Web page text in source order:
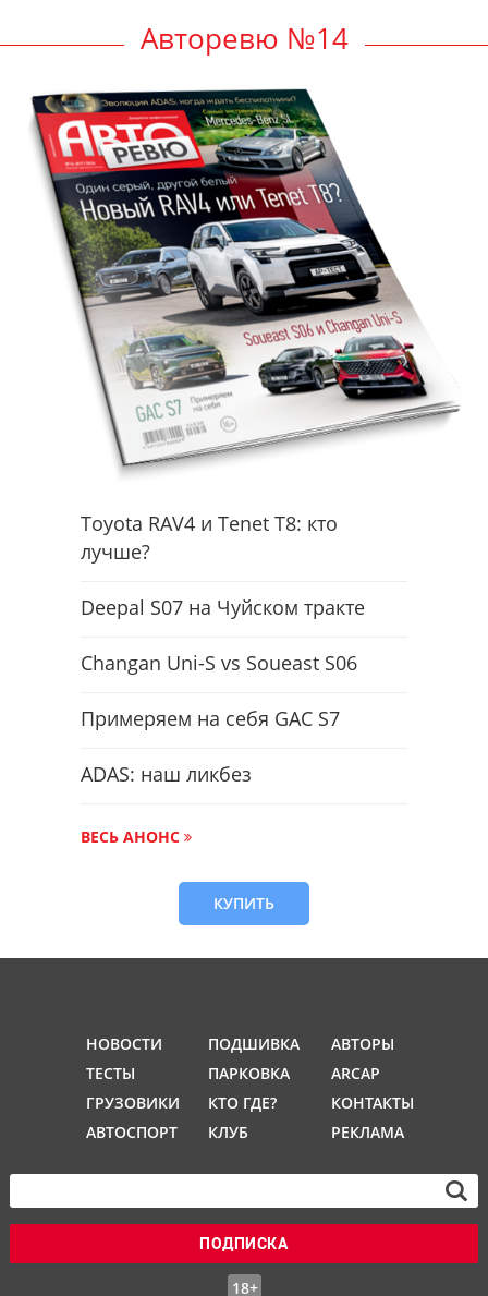
Авторевю №14
Toyota RAV4 и Tenet T8: кто
лучше?
Deepal S07 на Чуйском тракте
Changan Uni-S vs Soueast S06
Примеряем на себя GAC S7
ADAS: наш ликбез
ВЕСЬ АНОНС
КУПИТЬ
НОВОСТИ
ТЕСТЫ
ГРУЗОВИКИ
АВТОСПОРТ
ПОДШИВКА
ПАРКОВКА
КТО ГДЕ?
КЛУБ
АВТОРЫ
ARCAP
КОНТАКТЫ
РЕКЛАМА
ПОДПИСКА
18+